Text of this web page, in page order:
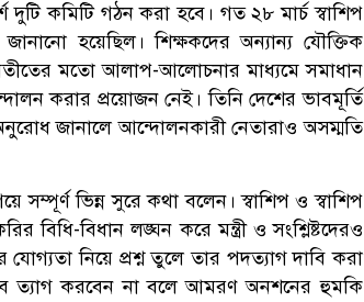
দুটি কমিটি গঠন করা হবে। গত ২৮ মার্চ স্বাশিপ
হয়েছিল। শিক্ষকদের অন্যান্য যৌক্তিক
অতীতের মতো আলাপ-আলোচনার মাধ্যমে সমাধান
করার প্রয়োজন নেই। তিনি দেশের ভাবমূর্তি
জানালে আন্দোলনকারী নেতারাও অসম্মতি
সম্পূর্ণ ভিন্ন সুরে কথা বলেন। স্বাশিপ ও স্বাশিপ
বিধি-বিধান লঙ্ঘন করে মন্ত্রী ও সংশ্লিষ্টদেরও
যোগ্যতা নিয়ে প্রশ্ন তুলে তার পদত্যাগ দাবি করা
ত্যাগ করবেন না বলে আমরণ অনশনের হুমকি